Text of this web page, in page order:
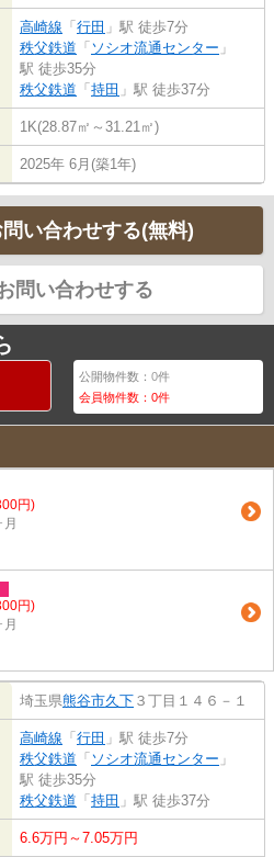
高崎線 「 行田 」駅 徒歩7分
秩父鉄道 「 ソシオ流通センター 」
駅 徒歩35分
秩父鉄道 「 持田 」駅 徒歩37分
1K(28.87㎡～31.21㎡)
2025年 6月(築1年)
い合わせする(無料)
問い合わせする
公開物件数：0件
会員物件数：0件
円)
円)
埼玉県熊谷市久下 ３丁目１４６－１
高崎線 「 行田 」駅 徒歩7分
秩父鉄道 「 ソシオ流通センター 」
駅 徒歩35分
秩父鉄道 「 持田 」駅 徒歩37分
6.6万円～7.05万円